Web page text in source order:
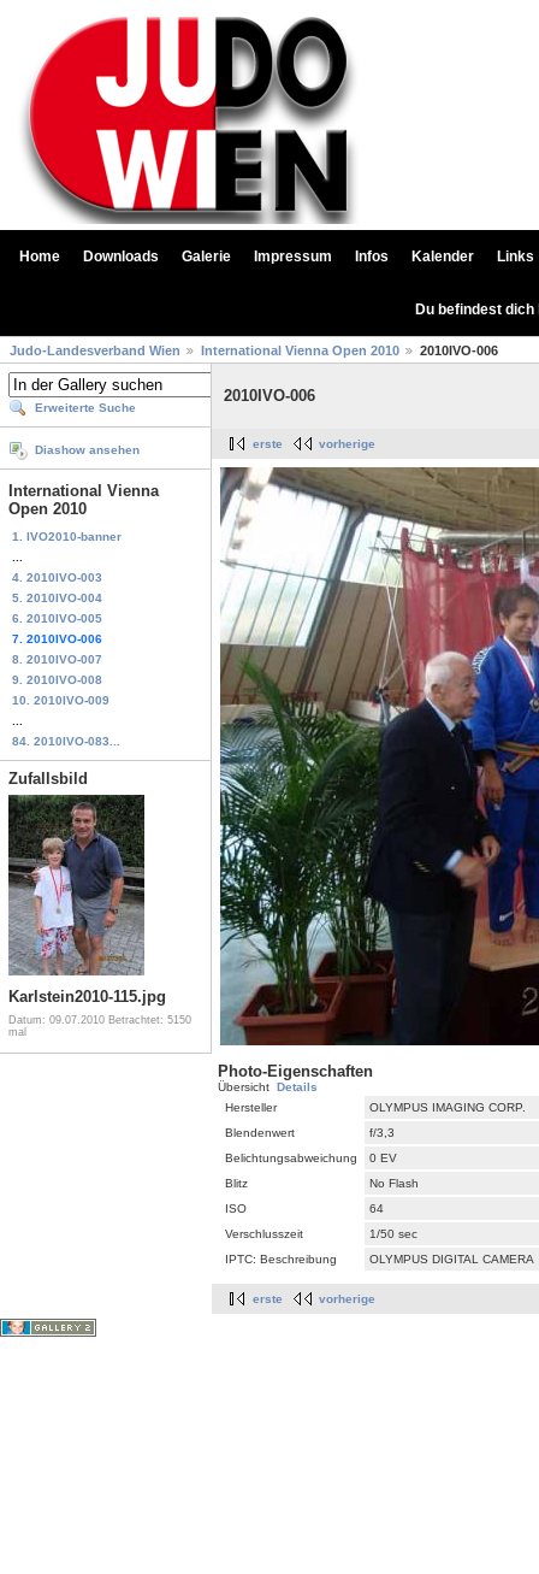
Home Downloads Galerie Impressum Infos Kalender Links
Du befindest
Judo-Landesverband Wien International Vienna Open 2010 2010IVO-006
Erweiterte Suche
Diashow ansehen
International Vienna
Open 2010
1. IVO2010-banner
4. 2010IVO-003
5. 2010IVO-004
6. 2010IVO-005
7. 2010IVO-006
8. 2010IVO-007
9. 2010IVO-008
10. 2010IVO-009
84. 2010IVO-083...
Zufallsbild
Karlstein2010-115.jpg
Datum: 09.07.2010 Betrachtet: 5150
mal
2010IVO-006
erste vorherige
Photo-Eigenschaften
Übersicht Details
Hersteller
OLYMPUS IMAGING CORP.
Blendenwert
f/3,3
Belichtungsabweichung
0 EV
Blitz
No Flash
ISO
64
Verschlusszeit
1/50 sec
IPTC: Beschreibung
OLYMPUS DIGITAL CAMERA
erste vorherige